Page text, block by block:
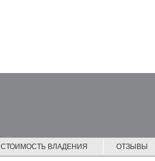
СТОИМОСТЬ ВЛАДЕНИЯ ОТЗЫВЫ